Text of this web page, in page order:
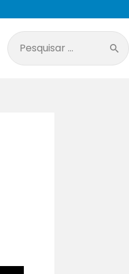
Pesquisar
por: